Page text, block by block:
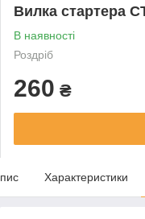
Вилка стартера
В наявності
Роздріб
260 ₴
Характеристики